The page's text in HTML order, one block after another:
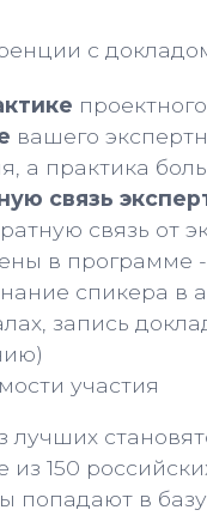
с
вашего
а практика
связь
связь от
в программе
спикера в
запись
участия
из 150
попадают в